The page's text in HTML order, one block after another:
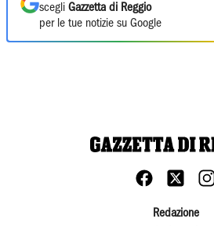
scegli Gazzetta di Reggio
per le tue notizie su Google
Redazione